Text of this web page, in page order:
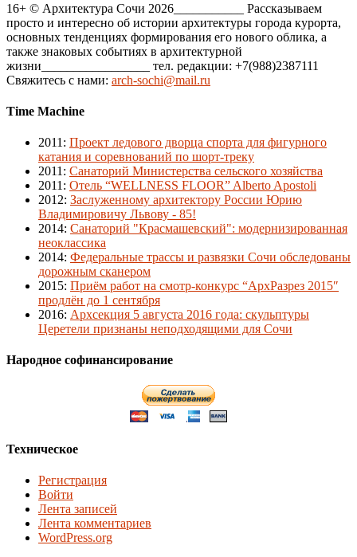
16+ © Архитектура Сочи 2026___________ Рассказываем
просто и интересно об истории архитектуры города курорта,
основных тенденциях формирования его нового облика, а
также знаковых событиях в архитектурной
жизни_________________ тел. редакции: +7(988)2387111
Свяжитесь с нами: arch-sochi@mail.ru
Time Machine
2011 : Проект ледового дворца спорта для фигурного
катания и соревнований по шорт-треку
2011 : Санаторий Министерства сельского хозяйства
2011 : Отель “WELLNESS FLOOR” Alberto Apostoli
2012: Заслуженному архитектору России Юрию
Владимировичу Львову - 85!
2014: Санаторий "Красмашевский": модернизированная
неоклассика
2014: Федеральные трассы и развязки Сочи обследованы
дорожным сканером
2015: Приём работ на смотр-конкурс “АрхРазрез 2015″
продлён до 1 сентября
2016: Архсекция 5 августа 2016 года: скульптуры
Церетели признаны неподходящими для Сочи
Народное софинансирование
Техническое
Регистрация
Войти
Лента записей
Лента комментариев
WordPress.org